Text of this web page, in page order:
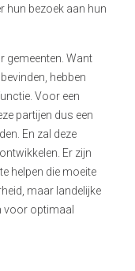
hun bezoek aan hun
gemeenten. Want
hebben
Voor een
partijen dus een
En zal deze
Er zijn
helpen die moeite
maar landelijke
voor optimaal